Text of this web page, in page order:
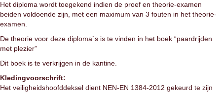
Het diploma wordt toegekend indien de proef en theorie-examen
beiden voldoende zijn, met een maximum van 3 fouten in het theorie-
examen.
De theorie voor deze diploma`s is te vinden in het boek “paardrijden
met plezier”
Dit boek is te verkrijgen in de kantine.
Kledingvoorschrift:
Het veiligheidshoofddeksel dient NEN-EN 1384-2012 gekeurd te zijn